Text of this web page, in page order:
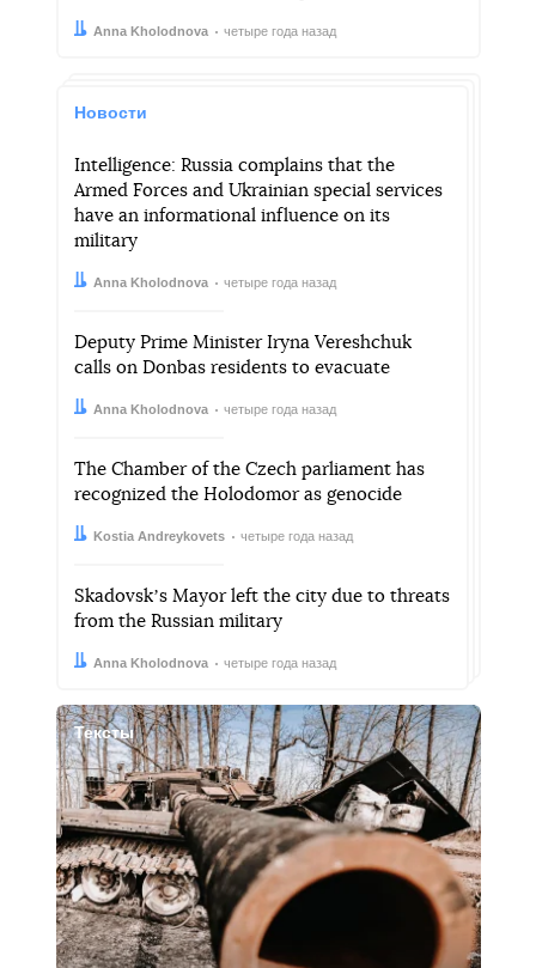
Автор:Anna Kholodnova
Дата: четыре года назад
Новости
Intelligence: Russia complains that the
Armed Forces and Ukrainian special services
have an informational influence on its
military
Автор:Anna Kholodnova
Дата: четыре года назад
Deputy Prime Minister Iryna Vereshchuk
calls on Donbas residents to evacuate
Автор:Anna Kholodnova
Дата: четыре года назад
The Chamber of the Czech parliament has
recognized the Holodomor as genocide
Автор:
Kostia Andreykovets
Дата: четыре года назад
Skadovskʼs Mayor left the city due to threats
from the Russian military
Автор:Anna Kholodnova
Дата: четыре года назад
Тексты